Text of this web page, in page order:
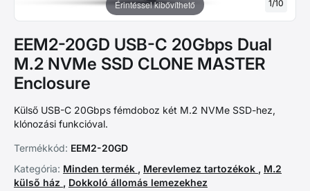
Érintéssel kibővíthető 1/10
EEM2-20GD USB-C 20Gbps Dual
M.2 NVMe SSD CLONE MASTER
Enclosure
Külső USB-C 20Gbps fémdoboz két M.2 NVMe SSD-hez,
klónozási funkcióval.
Termékkód: EEM2-20GD
Kategória: Minden termék , Merevlemez tartozékok , M.2
külső ház , Dokkoló állomás lemezekhez